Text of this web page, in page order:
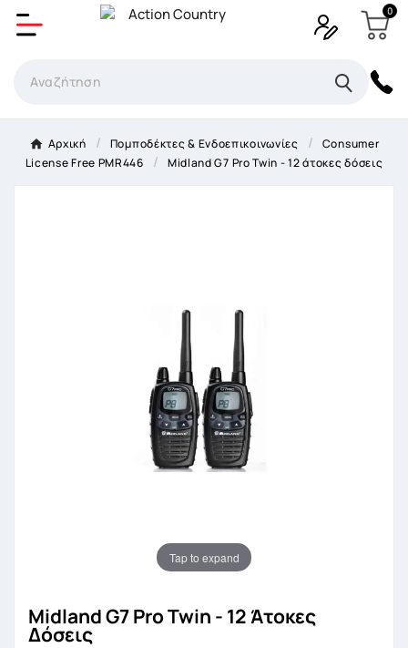
0
Αρχική Πομποδέκτες & Ενδοεπικοινωνίες
Consumer
License Free PMR446
Midland G7 Pro Twin - 12 άτοκες δόσεις
Tap to expand
Midland G7 Pro Twin - 12 Άτοκες
Δόσεις
Δημιουργία λίστα επιθυμητών
×
Όνομα Λίστα επιθυμιτών
Ακύρωση Δημιουργία λίστα επιθυμητών